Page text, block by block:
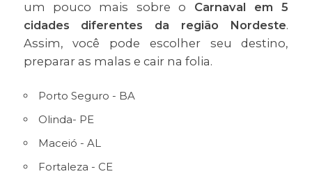
um pouco mais sobre o Carnaval em 5
cidades diferentes da região Nordeste.
Assim, você pode escolher seu destino,
preparar as malas e cair na folia.
Porto Seguro - BA
Olinda- PE
Maceió - AL
Fortaleza - CE